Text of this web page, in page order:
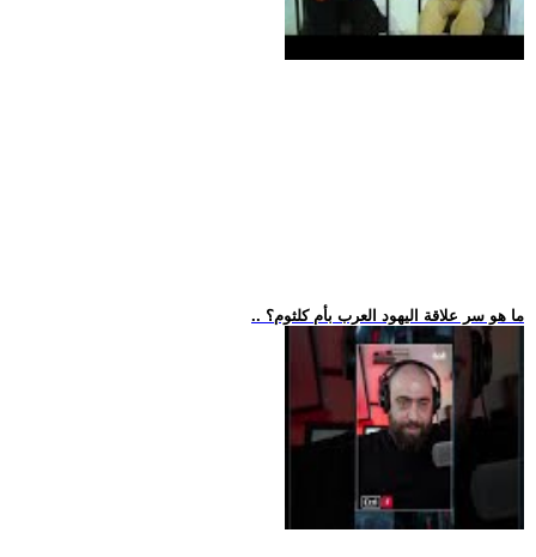
.. ما هو سر علاقة اليهود العرب بأم كلثوم؟